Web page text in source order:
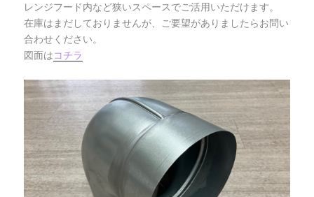
レンジフード内など狭いスペースでご活用いただけます。
在庫はまだしておりませんが、ご要望がありましたらお問い
合わせください。
図面はコチラ